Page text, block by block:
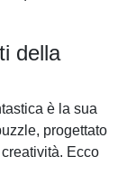
della
è la sua
progettato
Ecco